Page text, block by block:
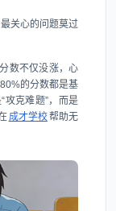
关心的问题莫过
数不仅没涨，心
的分数都是基
攻克难题”，而是
成才学校帮助无